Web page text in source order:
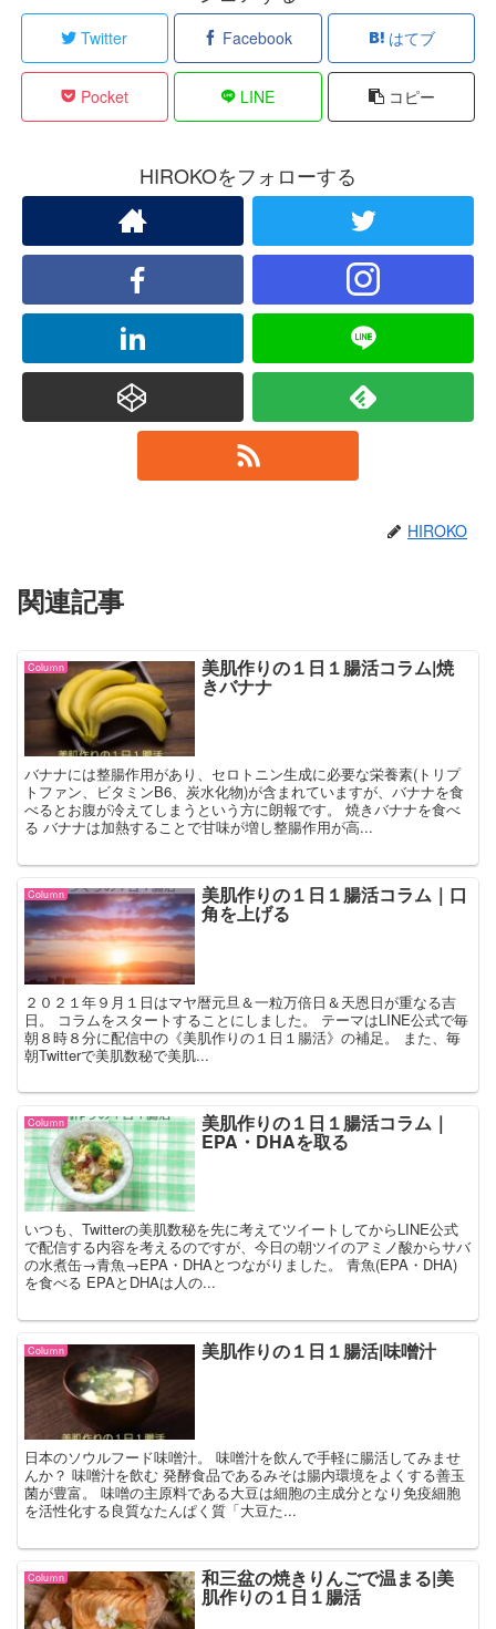
Twitter Facebook はてブ
Pocket LINE コピー
HIROKOをフォローする
HIROKO
関連記事
Coluｍn 美肌作りの１日１腸活コラム|焼
きバナナ
バナナには整腸作用があり、セロトニン生成に必要な栄養素(トリプ
トファン、ビタミンB6、炭水化物)が含まれていますが、バナナを食
べるとお腹が冷えてしまうという方に朗報です。 焼きバナナを食べ
る バナナは加熱することで甘味が増し整腸作用が高...
Coluｍn 美肌作りの１日１腸活コラム｜口
角を上げる
２０２１年９月１日はマヤ暦元旦＆一粒万倍日＆天恩日が重なる吉
日。 コラムをスタートすることにしました。 テーマはLINE公式で毎
朝８時８分に配信中の《美肌作りの１日１腸活》の補足。 また、毎
朝Twitterで美肌数秘で美肌...
Coluｍn 美肌作りの１日１腸活コラム｜
EPA・DHAを取る
いつも、Twitterの美肌数秘を先に考えてツイートしてからLINE公式
で配信する内容を考えるのですが、今日の朝ツイのアミノ酸からサバ
の水煮缶→青魚→EPA・DHAとつながりました。 青魚(EPA・DHA)
を食べる EPAとDHAは人の...
Coluｍn 美肌作りの１日１腸活|味噌汁
日本のソウルフード味噌汁。 味噌汁を飲んで手軽に腸活してみませ
んか？ 味噌汁を飲む 発酵食品であるみそは腸内環境をよくする善玉
菌が豊富。 味噌の主原料である大豆は細胞の主成分となり免疫細胞
を活性化する良質なたんぱく質「大豆た...
Coluｍn 和三盆の焼きりんごで温まる|美
肌作りの１日１腸活